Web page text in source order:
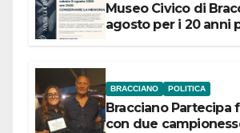
Museo Civico di
agosto per i 20 anni
BRACCIANO POLITICA
Bracciano Partecipa
con due